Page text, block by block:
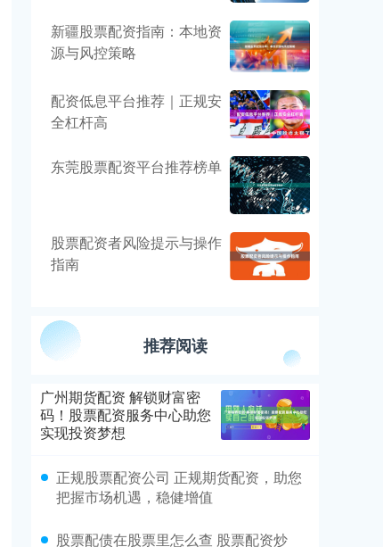
新疆股票配资指南：本地资
源与风控策略
配资低息平台推荐｜正规安
全杠杆高
东莞股票配资平台推荐榜单
股票配资者风险提示与操作
指南
推荐阅读
广州期货配资 解锁财富密
码！股票配资服务中心助您
实现投资梦想
正规股票配资公司 正规期货配资，助您
把握市场机遇，稳健增值
股票配债在股票里怎么查 股票配资炒